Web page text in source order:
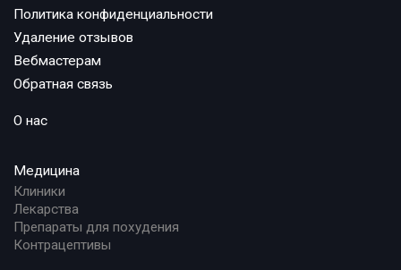
Политика конфиденциальности
Удаление отзывов
Вебмастерам
Обратная связь
О нас
Медицина
Клиники
Лекарства
Препараты для похудения
Контрацептивы